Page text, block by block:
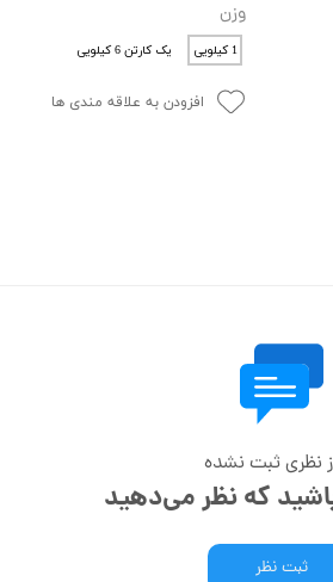
وزن
1 کیلویی یک کارتن 6 کیلویی
افزودن به علاقه مندی ها
نظری ثبت نشده
که نظر می‌دهید
ثبت نظر